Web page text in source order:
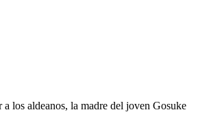
a los aldeanos, la madre del joven Gosuke